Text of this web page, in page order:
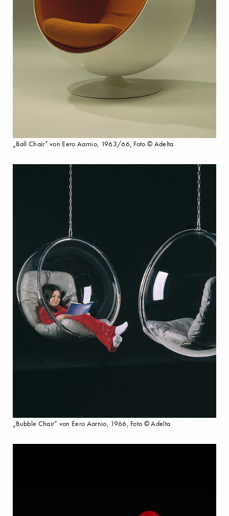
„Ball Chair” von Eero Aarnio, 1963/66, Foto © Adelta
„Bubble Chair” von Eero Aarnio, 1966, Foto © Adelta